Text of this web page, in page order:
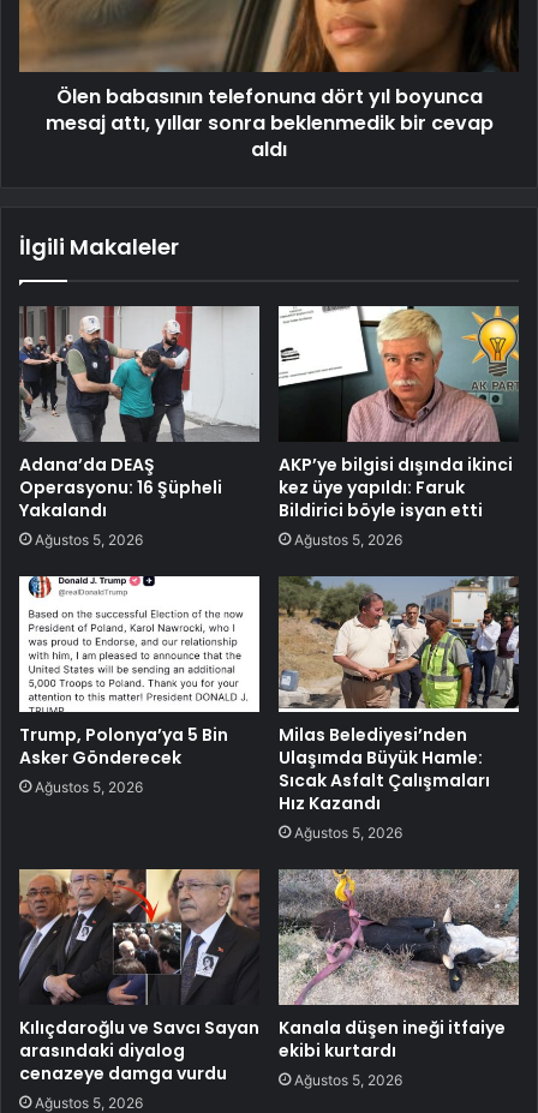
Ölen babasının telefonuna dört yıl boyunca
mesaj attı, yıllar sonra beklenmedik bir cevap
aldı
İlgili Makaleler
Adana’da DEAŞ
Operasyonu: 16 Şüpheli
Yakalandı
Ağustos 5, 2026
AKP’ye bilgisi dışında ikinci
kez üye yapıldı: Faruk
Bildirici böyle isyan etti
Ağustos 5, 2026
Trump, Polonya’ya 5 Bin
Asker Gönderecek
Ağustos 5, 2026
Milas Belediyesi’nden
Ulaşımda Büyük Hamle:
Sıcak Asfalt Çalışmaları
Hız Kazandı
Ağustos 5, 2026
Kılıçdaroğlu ve Savcı Sayan
arasındaki diyalog
cenazeye damga vurdu
Ağustos 5, 2026
Kanala düşen ineği itfaiye
ekibi kurtardı
Ağustos 5, 2026